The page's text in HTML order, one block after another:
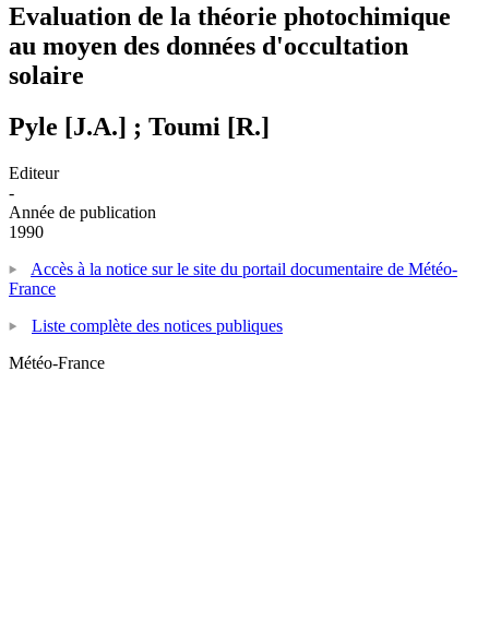
Evaluation de la théorie photochimique
au moyen des données d'occultation
solaire
Pyle [J.A.] ; Toumi [R.]
Editeur
-
Année de publication
1990
Accès à la notice sur le site du portail documentaire de Météo-
France
Liste complète des notices publiques
Météo-France